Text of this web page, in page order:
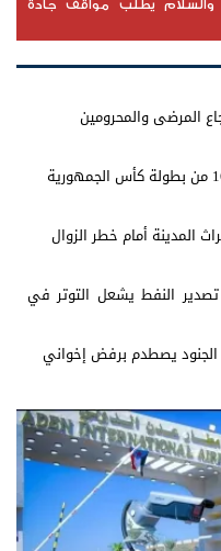
والسلام يطلب مواقف جادة
المرضى والمحرومين
المدينة أمام خطر الزوال
النفط يشعل التوتر في
يصطدم برفض إخواني